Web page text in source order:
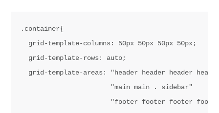
.container{
  grid-template-columns: 50px 50px 50px 50px;
  grid-template-rows: auto;
grid-template-areas: "header header header
                       "main main . sidebar"
"footer footer footer